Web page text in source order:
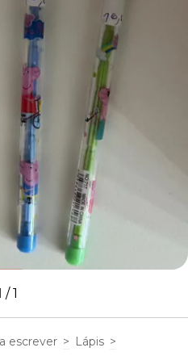
/1
escrever > Lápis >